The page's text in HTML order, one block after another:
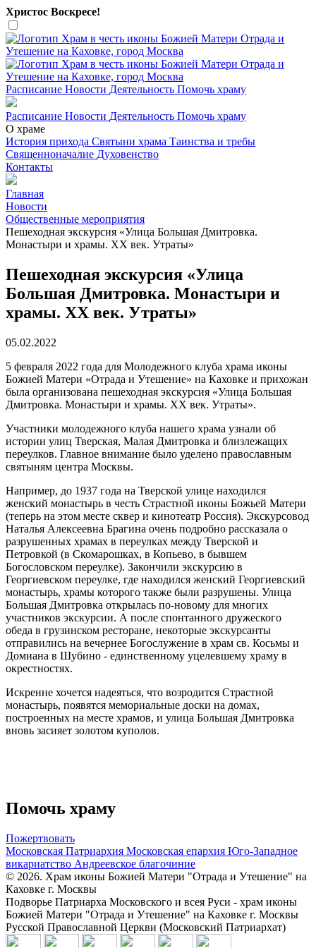
Христос Воскресе!
Расписание Новости Деятельность Помочь храму
Расписание Новости Деятельность Помочь храму
О храме
История прихода Святыни храма Таинства и требы
Священноначалие Духовенство
Контакты
Главная
Новости
Общественные мероприятия
Пешеходная экскурсия «Улица Большая Дмитровка.
Монастыри и храмы. XX век. Утраты»
Пешеходная экскурсия «Улица
Большая Дмитровка. Монастыри и
храмы. XX век. Утраты»
05.02.2022
5 февраля 2022 года для Молодежного клуба храма иконы
Божией Матери «Отрада и Утешение» на Каховке и прихожан
была организована пешеходная экскурсия «Улица Большая
Дмитровка. Монастыри и храмы. XX век. Утраты».
Участники молодежного клуба нашего храма узнали об
истории улиц Тверская, Малая Дмитровка и близлежащих
переулков. Главное внимание было уделено православным
святыням центра Москвы.
Например, до 1937 года на Тверской улице находился
женский монастырь в честь Страстной иконы Божьей Матери
(теперь на этом месте сквер и кинотеатр Россия). Экскурсовод
Наталья Алексеевна Брагина очень подробно рассказала о
разрушенных храмах в переулках между Тверской и
Петровкой (в Скомарошках, в Копьево, в бывшем
Богословском переулке). Закончили экскурсию в
Георгиевском переулке, где находился женский Георгиевский
монастырь, храмы которого также были разрушены. Улица
Большая Дмитровка открылась по-новому для многих
участников экскурсии. А после спонтанного дружеского
обеда в грузинском ресторане, некоторые экскурсанты
отправились на вечернее Богослужение в храм св. Косьмы и
Домиана в Шубино - единственному уцелевшему храму в
окрестностях.
Искренне хочется надеяться, что возродится Страстной
монастырь, появятся мемориальные доски на домах,
построенных на месте храмов, и улица Большая Дмитровка
вновь засияет золотом куполов.
Помочь храму
Пожертвовать
Московская Патриархия Московская епархия Юго-Западное
викариатство Андреевское благочиние
© 2026. Храм иконы Божией Матери "Отрада и Утешение" на
Каховке г. Москвы
Подворье Патриарха Московского и всея Руси - храм иконы
Божией Матери "Отрада и Утешение" на Каховке г. Москвы
Русской Православной Церкви (Московский Патриархат)